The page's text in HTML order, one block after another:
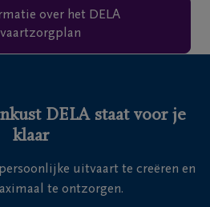
over het DELA
DELA staat voor je
klaar
uitvaart te creëren en
te ontzorgen.